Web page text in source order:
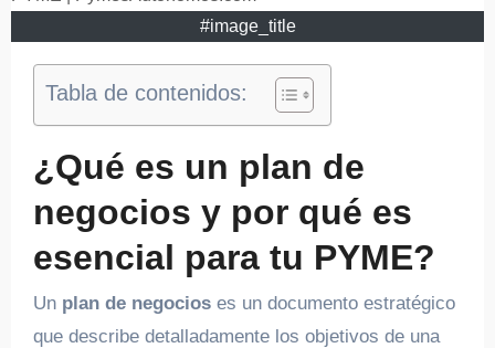
#image_title
Tabla de contenidos:
¿Qué es un plan de
negocios y por qué es
esencial para tu PYME?
Un plan de negocioses un documento estratégico
que describe detalladamente los objetivos de una